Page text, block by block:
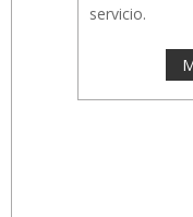
servicio.